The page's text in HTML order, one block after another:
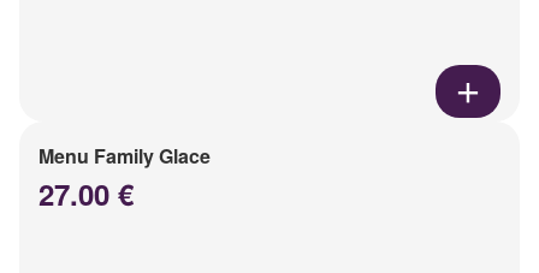
Menu Family Glace
27.00 €